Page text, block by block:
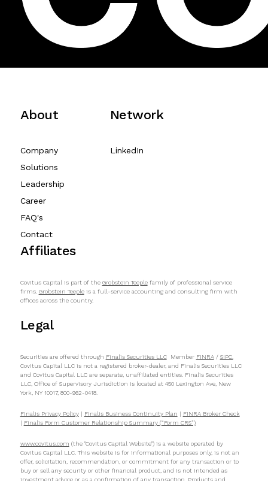
About
Company
Solutions
Leadership
Career
FAQ's
Contact
Network
LinkedIn
Affiliates
Covitus Capital is part of the Grobstein Teeplefamily of professional service
firms. Grobstein Teepleis a full-service accounting and consulting firm with
offices across the country.
Legal
Securities are offered through Finalis Securities LLCMember FINRA/ SIPC.
Covitus Capital LLC is not a registered broker-dealer, and Finalis Securities LLC
and Covitus Capital LLC are separate, unaffiliated entities. Finalis Securities
LLC, Office of Supervisory Jurisdiction is located at 450 Lexington Ave, New
York, NY 10017, 800-962-0418.
Finalis Privacy Policy| Finalis Business Continuity Plan | FINRA Broker Check
| Finalis Form Customer Relationship Summary (“Form CRS”)
www.covitus.com (the "Covitus Capital Website") is a website operated by
Covitus Capital LLC. This website is for informational purposes only, is not an
offer, solicitation, recommendation, or commitment for any transaction or to
buy or sell any security or other financial product, and is not intended as
investment advice or as a confirmation of any transaction. Products and